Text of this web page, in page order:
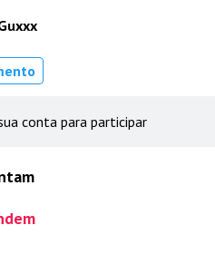
conta para participar